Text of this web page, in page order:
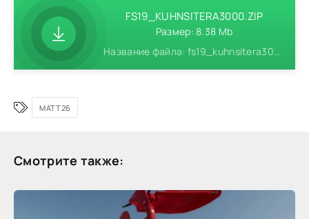
FS19_KUHNSITERA3000.ZIP
Размер: 8.38 Mb
Название файла: fs19_kuhnsitera3000.zip
MATT26
Смотрите также: